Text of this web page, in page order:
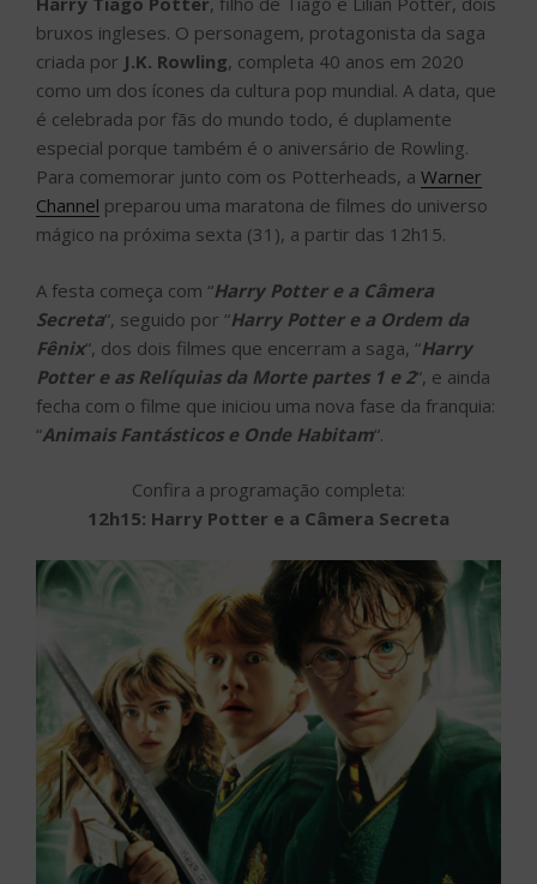
bruxos ingleses. O personagem, protagonista da saga
criada por J.K. Rowling, completa 40 anos em 2020
como um dos ícones da cultura pop mundial. A data, que
é celebrada por fãs do mundo todo, é duplamente
especial porque também é o aniversário de Rowling.
Para comemorar junto com os Potterheads, a Warner
Channel preparou uma maratona de filmes do universo
mágico na próxima sexta (31), a partir das 12h15.
A festa começa com “Harry Potter e a Câmera
Secreta“, seguido por “Harry Potter e a Ordem da
Fênix“, dos dois filmes que encerram a saga, “Harry
Potter e as Relíquias da Morte partes 1 e 2“, e ainda
fecha com o filme que iniciou uma nova fase da franquia:
“Animais Fantásticos e Onde Habitam“.
Confira a programação completa:
12h15: Harry Potter e a Câmera Secreta